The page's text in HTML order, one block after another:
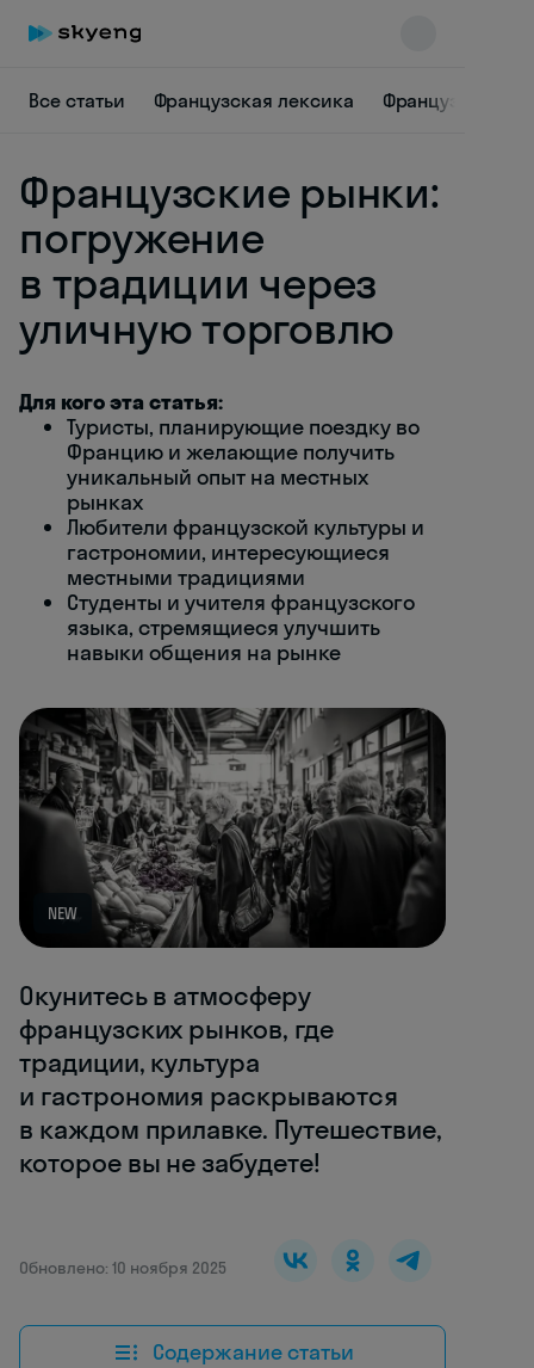
Все статьи Французская лексика Французская
Французские рынки:
погружение
в традиции через
уличную торговлю
Для кого эта статья:
Туристы, планирующие поездку во
Францию и желающие получить
уникальный опыт на местных
рынках
Любители французской культуры и
гастрономии, интересующиеся
местными традициями
Студенты и учителя французского
языка, стремящиеся улучшить
навыки общения на рынке
NEW
Окунитесь в атмосферу
французских рынков, где
традиции, культура
и гастрономия раскрываются
в каждом прилавке. Путешествие,
которое вы не забудете!
Обновлено: 10 ноября 2025
Содержание статьи
Skyeng Chat
online